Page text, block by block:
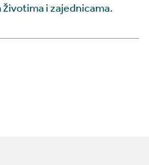
i zajednicama.